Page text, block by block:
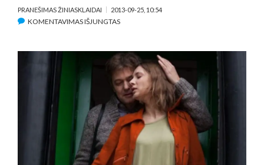
PRANEŠIMAS ŽINIASKLAIDAI 2013-09-25, 10:54
KOMENTAVIMAS IŠJUNGTASĮRAŠE
„VARDAS
TAMSOJE“
MUZIKOS
ĮRAŠYMAMS
PAKVIESTAS
ORKESTRAS